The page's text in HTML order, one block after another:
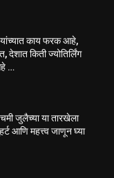
यांच्यात काय फरक आहे,
किती ज्योतिर्लिंग
…
जुलैच्या या तारखेला
आणि महत्त्व जाणून घ्या